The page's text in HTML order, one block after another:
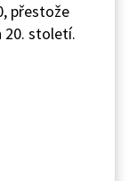
přestože
20. století.